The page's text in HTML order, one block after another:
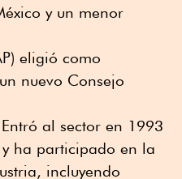
y un menor
eligió como
nuevo Consejo
al sector en 1993
y ha participado en la
incluyendo